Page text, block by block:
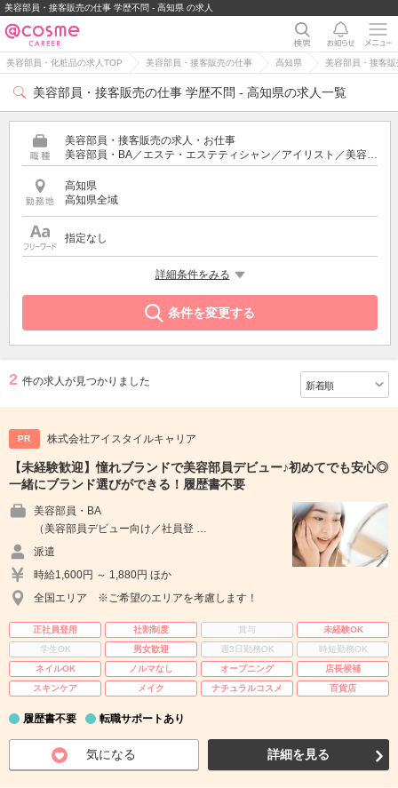
美容部員・接客販売の仕事 学歴不問 - 高知県 の求人
美容部員・化粧品の求人TOP 美容部員・接客販売の仕事 高知県 美容部員・接客
美容部員・接客販売の仕事 学歴不問 - 高知県の求人一覧
美容部員・接客販売の求人・お仕事
美容部員・BA／エステ・エステティシャン／アイリスト／美容師／受付・フロント
高知県
高知県全域
指定なし
詳細条件をみる
条件を変更する
2 件の求人が見つかりました
PR 株式会社アイスタイルキャリア
【未経験歓迎】憧れブランドで美容部員デビュー♪初めてでも安心◎
一緒にブランド選びができる！履歴書不要
美容部員・BA
（美容部員デビュー向け／社員登 …
派遣
時給1,600円 ～ 1,880円 ほか
全国エリア ※ご希望のエリアを考慮します！
正社員登用 社割制度 賞与
未経験OK
学生OK
男女歓迎 週3日勤務OK
時短勤務OK
ネイルOK
ノルマなし オープニング
店長候補
スキンケア
メイク ナチュラルコスメ 百貨店
履歴書不要 転職サポートあり
気になる 詳細を見る